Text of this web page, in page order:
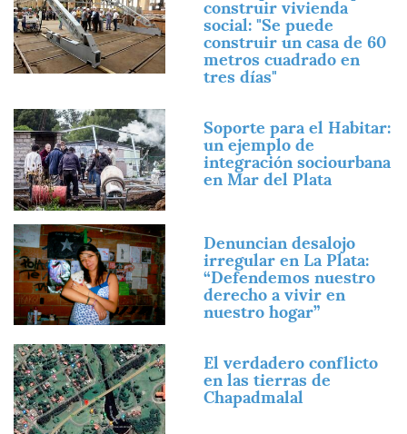
construir vivienda
social: "Se puede
construir un casa de 60
metros cuadrado en
tres días"
Imagen
Soporte para el Habitar:
un ejemplo de
integración sociourbana
en Mar del Plata
Imagen
Denuncian desalojo
irregular en La Plata:
“Defendemos nuestro
derecho a vivir en
nuestro hogar”
Imagen
El verdadero conflicto
en las tierras de
Chapadmalal